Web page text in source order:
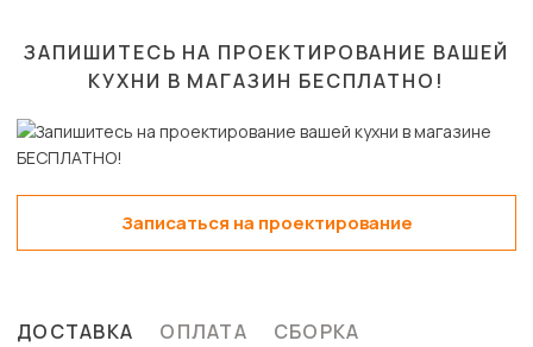
ЗАПИШИТЕСЬ НА ПРОЕКТИРОВАНИЕ ВАШЕЙ
КУХНИ В МАГАЗИН БЕСПЛАТНО!
Записаться на проектирование
ДОСТАВКА ОПЛАТА СБОРКА